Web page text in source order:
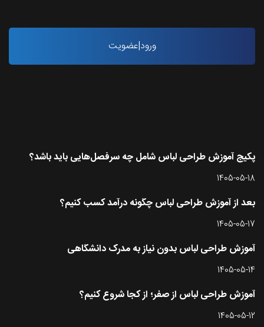
ورود|عضویت
پکیج آموزش طراحی لباس شامل چه سرفصل‌هایی باید باشد؟
1405-05-18
بعد از آموزش طراحی لباس چگونه درآمد کسب کنیم؟
1405-05-17
آموزش طراحی لباس بدون نیاز به مدرک دانشگاهی
1405-05-14
آموزش طراحی لباس از صفر؛ از کجا شروع کنیم؟
1405-05-12